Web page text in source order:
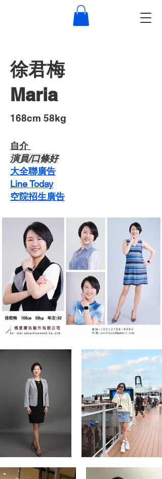
徐君梅
Maria
​168cm 58kg
自介 ​
​演員/口條好
​大全聯廣告
Line Today
空院招生廣告